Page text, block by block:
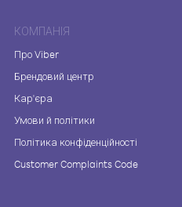
КОМПАНІЯ
Про Viber
Брендовий центр
Кар'єра
Умови й політики
Політика конфіденційності
Customer Complaints Code